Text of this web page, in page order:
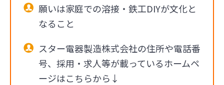
願いは家庭での溶接・鉄工DIYが文化と
なること
スター電器製造株式会社の住所や電話番
号、採用・求人等が載っているホームペ
ージはこちらから↓